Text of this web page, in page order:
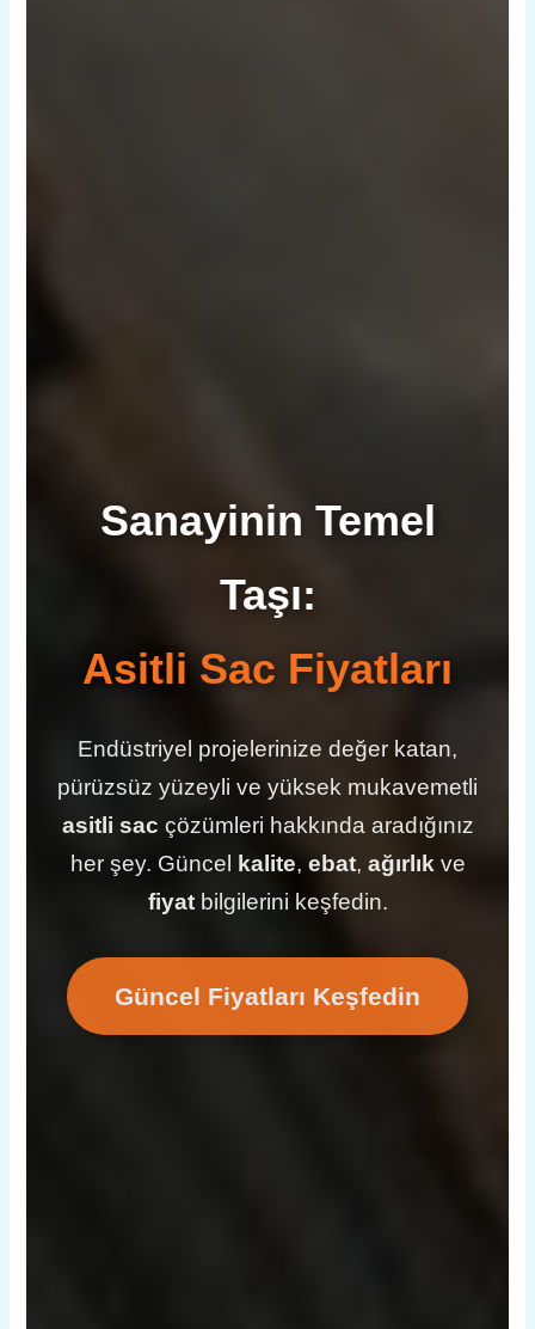
Sanayinin Temel
Taşı:
Asitli Sac Fiyatları
Endüstriyel projelerinize değer katan,
pürüzsüz yüzeyli ve yüksek mukavemetli
asitli sac çözümleri hakkında aradığınız
her şey. Güncel
kalite, ebat, ağırlıkve
fiyatbilgilerini keşfedin.
Güncel Fiyatları Keşfedin